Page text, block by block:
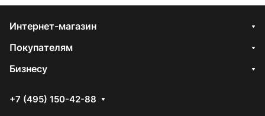
Интернет-магазин
Покупателям
Бизнесу
+7 (495) 150-42-88